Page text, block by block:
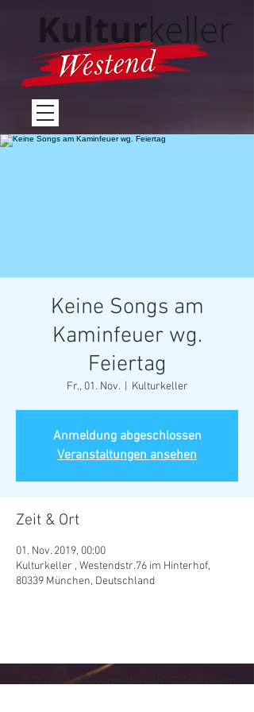
Keine Songs am
Kaminfeuer wg.
Feiertag
Fr., 01. Nov.
  |
Kulturkeller
Anmeldung abgeschlossen
Veranstaltungen ansehen
Zeit & Ort
01. Nov. 2019, 00:00
Kulturkeller , Westendstr.76 im Hinterhof,
80339 München, Deutschland
© 2026 D'Schwanthalerhöh' Trägerverein